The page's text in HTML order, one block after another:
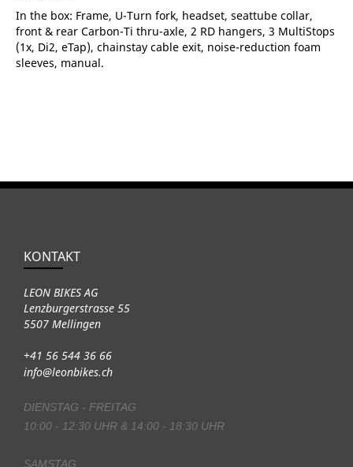
In the box: Frame, U-Turn fork, headset, seattube collar,
front & rear Carbon-Ti thru-axle, 2 RD hangers, 3 MultiStops
(1x, Di2, eTap), chainstay cable exit, noise-reduction foam
sleeves, manual.
KONTAKT
LEON BIKES AG
Lenzburgerstrasse 55
5507 Mellingen
+41 56 544 36 66
info@leonbikes.ch
DIENSTAG - FREITAG
10:00 - 12:30 UHR & 14:00 - 18:30 UHR
SAMSTAG